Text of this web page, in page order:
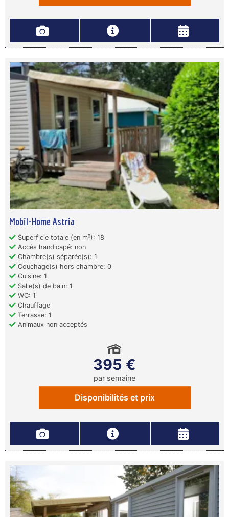
Mobil-Home Astria
Superficie totale (en m²): 18
Accès handicapé: non
Chambre(s) séparée(s): 1
Couchage(s) hors chambre: 0
Cuisine: 1
Salle(s) de bain: 1
WC: 1
Chauffage
Terrasse: 1
Animaux non acceptés
395 €
par semaine
Disponibilités et prix